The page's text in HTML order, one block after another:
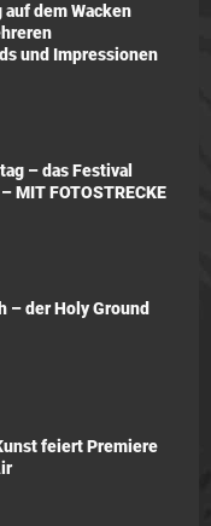
dem Wacken
und Impressionen
– das Festival
MIT FOTOSTRECKE
– der Holy Ground
feiert Premiere